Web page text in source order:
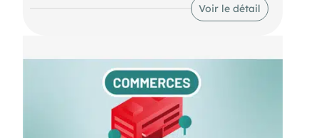
Provision s/charges 95 € par mois à charge
sonores ( Bar, restaurant etc...)
Produit rare sur ce secteur avec une surface de 89
Honoraires Agence : 3800 € TTC à charge preneur.
Pour tous renseignements complémentaires, me
contacter, Mr au et par mail :
Voir le détail